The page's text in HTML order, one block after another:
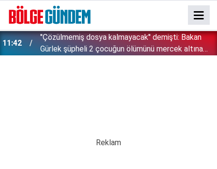
11:42
''Çözülmemiş dosya kalmayacak'' demişti: Bakan
Gürlek şüpheli 2 çocuğun ölümünü mercek altına